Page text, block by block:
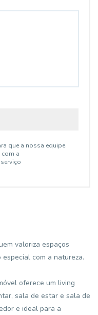
que a nossa equipe
a
valoriza espaços
com a natureza.
oferece um living
sala de estar e sala de
e ideal para a